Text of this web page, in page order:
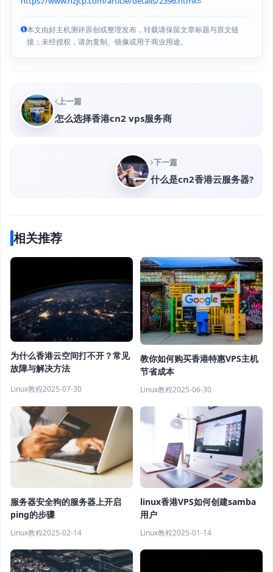
本文由好主机测评原创或整理发布，转载请保留文章标题与原文链
接；未经授权，请勿复制、镜像或用于商业用途。
上一篇
怎么选择香港cn2 vps服务商
下一篇
什么是cn2香港云服务器?
相关推荐
为什么香港云空间打不开？常见
故障与解决方法
Linux教程2025-07-30
教你如何购买香港特惠VPS主机
节省成本
Linux教程2025-06-30
服务器安全狗的服务器上开启
ping的步骤
Linux教程2025-02-14
linux香港VPS如何创建samba
用户
Linux教程2025-01-14